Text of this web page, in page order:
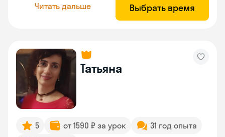
Читать дальше Выбрать время
Татьяна
5 от 1590 ₽ за урок
31 год опыта